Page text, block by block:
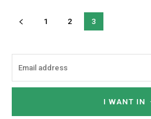
1 2 3
I WANT IN